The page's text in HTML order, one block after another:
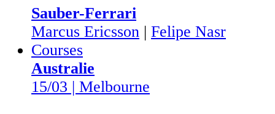
Sauber-Ferrari
Marcus Ericsson | Felipe Nasr
Courses
Australie
15/03 | Melbourne